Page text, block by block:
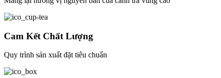
Cam Kết Chất Lượng
Quy trình sản xuất đặt tiêu chuẩn